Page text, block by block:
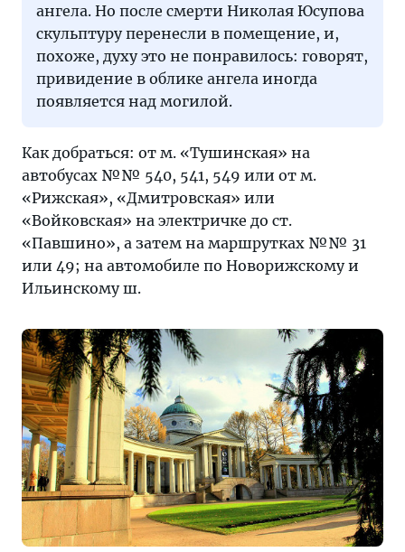
ангела. Но после смерти Николая Юсупова
скульптуру перенесли в помещение, и,
похоже, духу это не понравилось: говорят,
привидение в облике ангела иногда
появляется над могилой.
Как добраться: от м. «Тушинская» на
автобусах №№ 540, 541, 549 или от м.
«Рижская», «Дмитровская» или
«Войковская» на электричке до ст.
«Павшино», а затем на маршрутках №№ 31
или 49; на автомобиле по Новорижскому и
Ильинскому ш.